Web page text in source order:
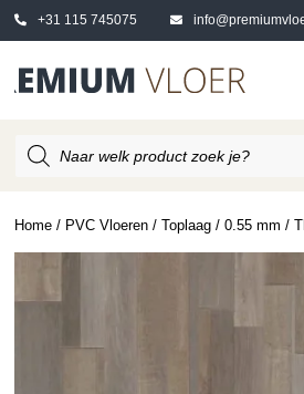
+31 115 745075
zoeken
Home / PVC Vloeren /Toplaag /0.55 mm /